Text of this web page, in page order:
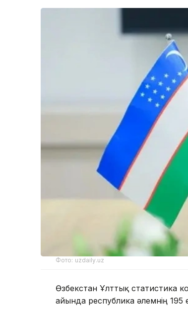
Фото: uzdaily.uz
Өзбекстан Ұлттық статистика
айында республика әлемнің